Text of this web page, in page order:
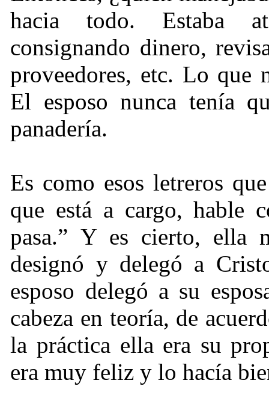
hacia todo. Estaba
consignando dinero,
proveedores, etc. Lo que
El esposo nunca tenía
panadería.
Es como esos letreros
que está a cargo, hable
pasa.” Y es cierto, ella
designó y delegó a
esposo delegó a su
cabeza en teoría, de
la práctica ella era su
era muy feliz y lo hacía